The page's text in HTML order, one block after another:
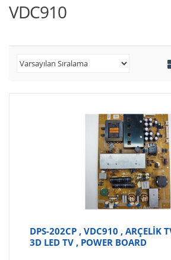
VDC910
DPS-202CP , VDC910 , ARÇELİK
3D LED TV , POWER BOARD